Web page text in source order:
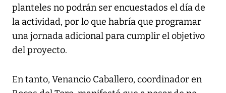
planteles no podrán ser encuestados el día de
la actividad, por lo que habría que programar
una jornada adicional para cumplir el objetivo
del proyecto.
En tanto, Venancio Caballero, coordinador en